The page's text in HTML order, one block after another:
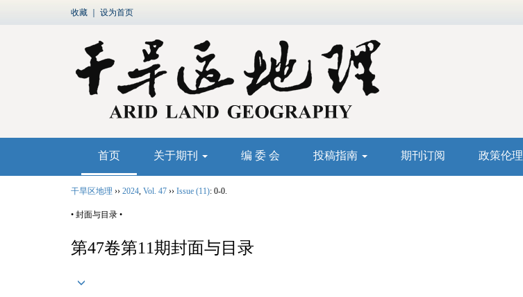
收藏 设为首页
首页 关于期刊 编 委 会 投稿指南 期刊订阅 政策伦理
干旱区地理 ›› 2024, Vol. 47 ›› Issue (11): 0-0.
• 封面与目录 •
第47卷第11期封面与目录